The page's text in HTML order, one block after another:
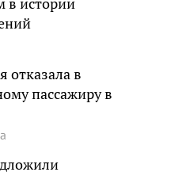
отказала в
пассажиру в